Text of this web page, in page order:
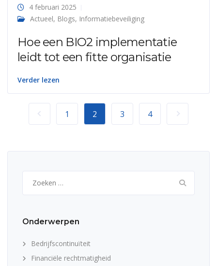
4 februari 2025
Actueel, Blogs, Informatiebeveiliging
Hoe een BIO2 implementatie
leidt tot een fitte organisatie
Verder lezen
1 2 3 4
naar:
Onderwerpen
Bedrijfscontinuïteit
Financiële rechtmatigheid